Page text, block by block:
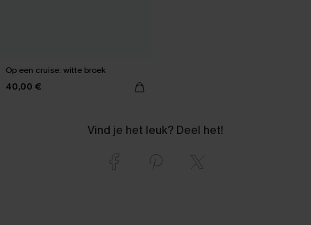
Op een cruise: witte broek
40,00 €
Vind je het leuk? Deel het!